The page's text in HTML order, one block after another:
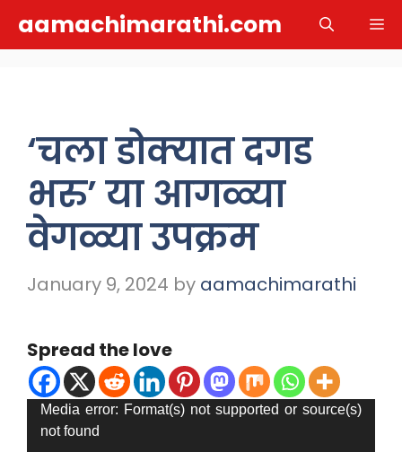
aamachimarathi.com
‘चला डोक्यात दगड
भरु’ या आगळ्या
वेगळ्या उपक्रम
January 9, 2024 by aamachimarathi
Spread the love
Video
Player
Media error: Format(s) not supported or source(s)
not found